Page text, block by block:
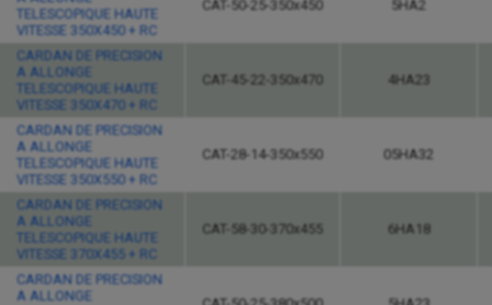
TELESCOPIQUE HAUTE
VITESSE 350X450 + RC
CAT-50-25-350x450 5HA2
CARDAN DE PRECISION
A ALLONGE
TELESCOPIQUE HAUTE
VITESSE 350X470 + RC
CAT-45-22-350x470 4HA23
CARDAN DE PRECISION
A ALLONGE
TELESCOPIQUE HAUTE
VITESSE 350X550 + RC
CAT-28-14-350x550 05HA32
CARDAN DE PRECISION
A ALLONGE
TELESCOPIQUE HAUTE
VITESSE 370X455 + RC
CAT-58-30-370x455 6HA18
CARDAN DE PRECISION
A ALLONGE